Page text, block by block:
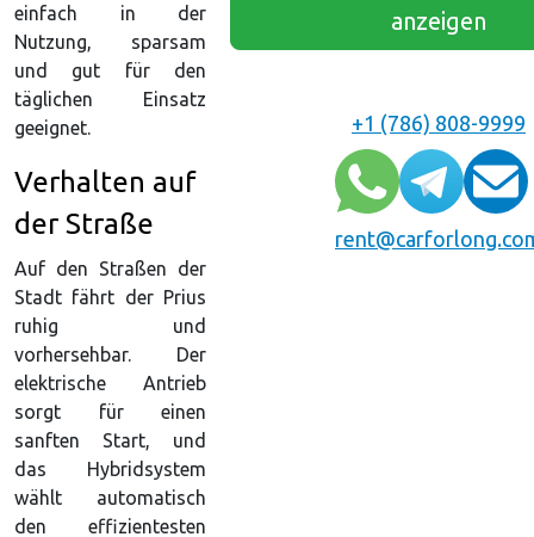
anzeigen
+1 (786) 808-9999
einfach in der
Nutzung, sparsam
und gut für den
täglichen Einsatz
geeignet.
Verhalten auf
der Straße
Auf den Straßen der
Stadt fährt der Prius
ruhig und
vorhersehbar. Der
elektrische Antrieb
sorgt für einen
sanften Start, und
das Hybridsystem
wählt automatisch
den effizientesten